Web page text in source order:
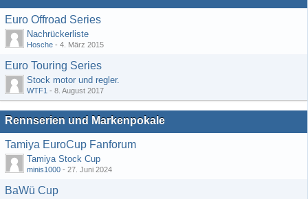
Euro Offroad Series
Nachrückerliste
Hosche - 4. März 2015
Euro Touring Series
Stock motor und regler.
WTF1 - 8. August 2017
Rennserien und Markenpokale
Tamiya EuroCup Fanforum
Tamiya Stock Cup
minis1000 - 27. Juni 2024
BaWü Cup